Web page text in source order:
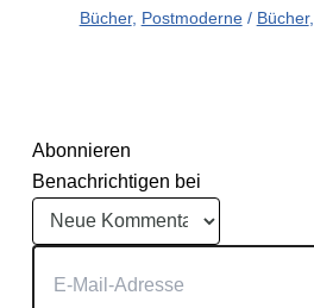
Bücher, Postmoderne/ Bücher,
Abonnieren
Benachrichtigen bei